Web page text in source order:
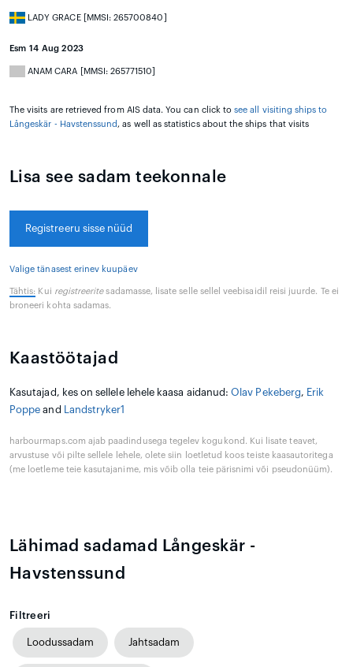
LADY GRACE [MMSI: 265700840]
Esm 14 Aug 2023
ANAM CARA [MMSI: 265771510]
The visits are retrieved from AIS data. You can click tosee all visiting ships to
Långeskär - Havstenssund , as well as statistics about the ships that visits
Lisa see sadam teekonnale
Registreeru sisse nüüd
Valige tänasest erinev kuupäev
Tähtis: Kui registreeritesadamasse, lisate selle sellel veebisaidil reisi juurde. Te ei
broneeri kohta sadamas.
Kaastöötajad
Kasutajad, kes on sellele lehele kaasa aidanud:Olav Pekeberg, Erik
Poppe and Landstryker1
harbourmaps.com ajab paadindusega tegelev kogukond. Kui lisate teavet,
arvustuse või pilte sellele lehele, olete siin loetletud koos teiste kaasautoritega
(me loetleme teie kasutajanime, mis võib olla teie pärisnimi või pseudonüüm).
Lähimad sadamad Långeskär -
Havstenssund
Filtreeri
Loodussadam Jahtsadam